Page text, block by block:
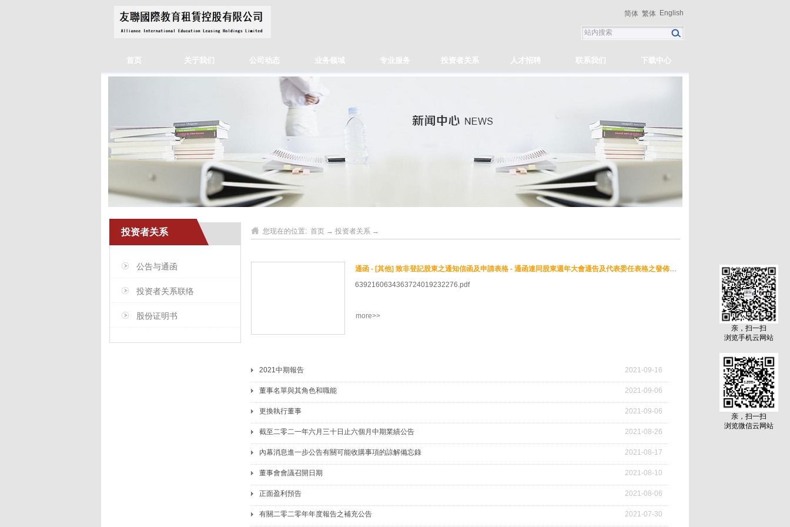
简体 繁体 English
首页 关于我们 公司动态 业务领域 专业服务 投资者关系 人才招聘 联系我们 下载中心
投资者关系
公告与通函
投资者关系联络
股份证明书
您现在的位置: 首页 → 投资者关系 →
通函 - [其他] 致非登記股東之通知信函及申請表格 - 通函連同股東週年大會通告及代表委任表格之發佈通知
6392160634363724019232276.pdf
more>>
2021中期報告 2021-09-16
董事名單與其角色和職能 2021-09-06
更換執行董事 2021-09-06
截至二零二一年六月三十日止六個月中期業績公告 2021-08-26
內幕消息進一步公告有關可能收購事項的諒解備忘錄 2021-08-17
董事會會議召開日期 2021-08-10
正面盈利預告 2021-08-06
有關二零二零年年度報告之補充公告 2021-07-30
亲，扫一扫
浏览手机云网站
亲，扫一扫
浏览微信云网站